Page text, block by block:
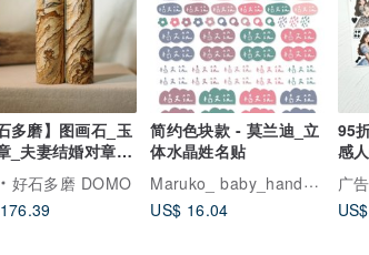
多磨】图画石_玉
_夫妻结婚对章_
好石多磨 DOMO
简约色块款 - 莫兰迪_立
体水晶姓名贴
Maruko_ baby_handmade
US$ 16.04
95
感
纸组
广告